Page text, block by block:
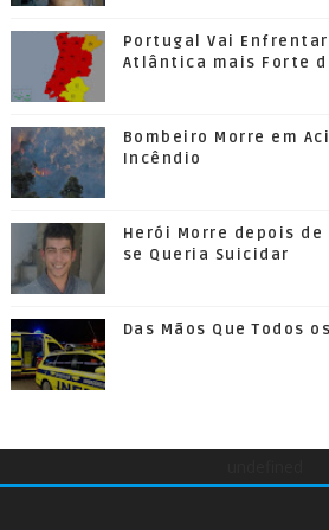
Portugal Vai
Atlântica mais Forte
Bombeiro Morre em
Incêndio
Herói Morre depois de
se Queria Suicidar
Das Mãos Que Todos